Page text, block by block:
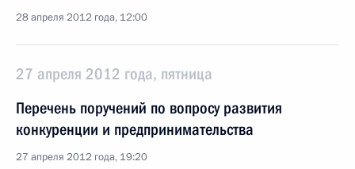
28 апреля 2012 года, 12:00
27 апреля 2012 года, пятница
Перечень поручений по вопросу развития
конкуренции и предпринимательства
27 апреля 2012 года, 19:20